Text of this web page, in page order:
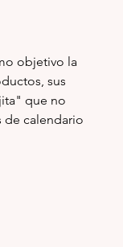
objetivo la
sus
que no
de calendario